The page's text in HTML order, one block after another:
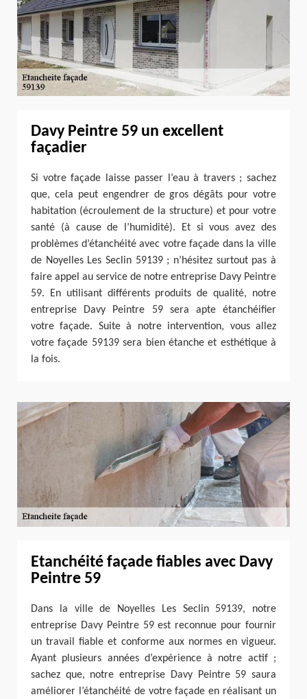
Davy Peintre 59 un excellent
façadier
Si votre façade laisse passer l’eau à travers ; sachez
que, cela peut engendrer de gros dégâts pour votre
habitation (écroulement de la structure) et pour votre
santé (à cause de l’humidité). Et si vous avez des
problèmes d’étanchéité avec votre façade dans la ville
de Noyelles Les Seclin 59139 ; n’hésitez surtout pas à
faire appel au service de notre entreprise Davy Peintre
59. En utilisant différents produits de qualité, notre
entreprise Davy Peintre 59 sera apte étanchéifier
votre façade. Suite à notre intervention, vous allez
votre façade 59139 sera bien étanche et esthétique à
la fois.
Etanchéité façade fiables avec Davy
Peintre 59
Dans la ville de Noyelles Les Seclin 59139, notre
entreprise Davy Peintre 59 est reconnue pour fournir
un travail fiable et conforme aux normes en vigueur.
Ayant plusieurs années d’expérience à notre actif ;
sachez que, notre entreprise Davy Peintre 59 saura
améliorer l’étanchéité de votre façade en réalisant un